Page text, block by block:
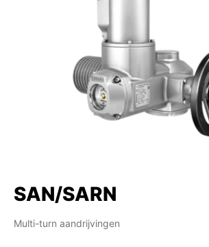
SAN/SARN
Multi-turn aandrijvingen